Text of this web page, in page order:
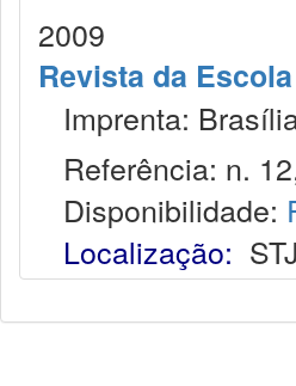
2009
Revista da
Imprenta:
Referência: n.
Disponibilidade:
Localização: STJ